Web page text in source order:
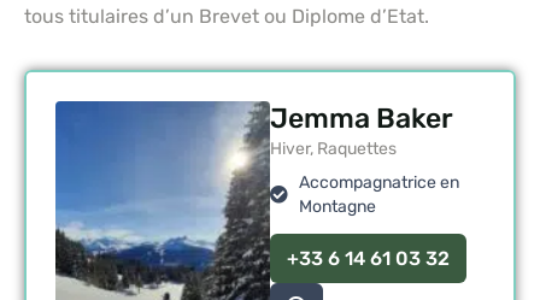
tous titulaires d’un Brevet ou Diplome d’Etat.
Jemma Baker
Hiver, Raquettes
Accompagnatrice en
Montagne
+33 6 14 61 03 32